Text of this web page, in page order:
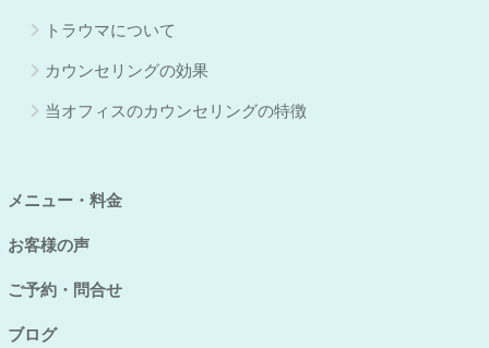
トラウマについて
カウンセリングの効果
当オフィスのカウンセリングの特徴
メニュー・料金
お客様の声
ご予約・問合せ
ブログ